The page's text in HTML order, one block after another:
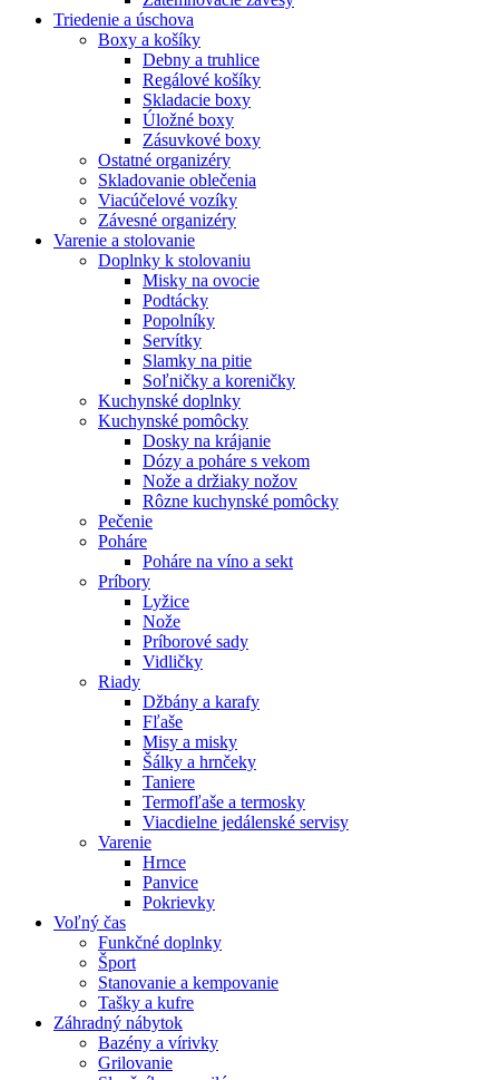
Triedenie a úschova
Boxy a košíky
Debny a truhlice
Regálové košíky
Skladacie boxy
Úložné boxy
Zásuvkové boxy
Ostatné organizéry
Skladovanie oblečenia
Viacúčelové vozíky
Závesné organizéry
Varenie a stolovanie
Doplnky k stolovaniu
Misky na ovocie
Podtácky
Popolníky
Servítky
Slamky na pitie
Soľničky a koreničky
Kuchynské doplnky
Kuchynské pomôcky
Dosky na krájanie
Dózy a poháre s vekom
Nože a držiaky nožov
Rôzne kuchynské pomôcky
Pečenie
Poháre
Poháre na víno a sekt
Príbory
Lyžice
Nože
Príborové sady
Vidličky
Riady
Džbány a karafy
Fľaše
Misy a misky
Šálky a hrnčeky
Taniere
Termofľaše a termosky
Viacdielne jedálenské servisy
Varenie
Hrnce
Panvice
Pokrievky
Voľný čas
Funkčné doplnky
Šport
Stanovanie a kempovanie
Tašky a kufre
Záhradný nábytok
Bazény a vírivky
Grilovanie